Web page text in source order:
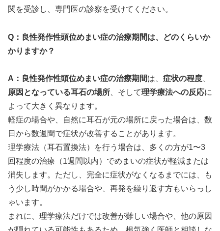
関を受診し、専門医の診察を受けてください。
Q：良性発作性頭位めまい症の治療期間は、どのくらいか
かりますか？
A：良性発作性頭位めまい症の治療期間は、 症状の程度、
原因となっている耳石の場所、そして理学療法への反応に
よって大きく異なります。
軽症の場合や、自然に耳石が元の場所に戻った場合は、数
日から数週間で症状が改善することがあります。
理学療法（耳石置換法）を行う場合は、多くの方が1〜3
回程度の治療（1週間以内）でめまいの症状が軽減または
消失します。ただし、完全に症状がなくなるまでには、も
う少し時間がかかる場合や、再発を繰り返す方もいらっし
ゃいます。
まれに、理学療法だけでは改善が難しい場合や、他の原因